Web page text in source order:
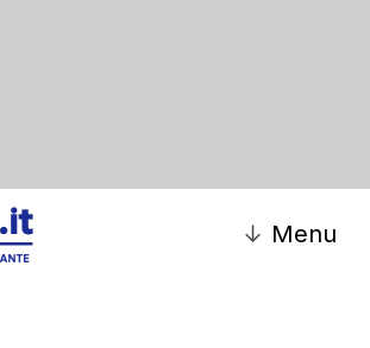
↓ Menu